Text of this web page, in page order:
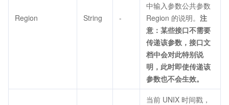
Region String -
中输入参数公共参数
Region 的说明。 注
意：某些接口不需要
传递该参数，接口文
档中会对此特别说
明，此时即使传递该
参数也不会生效。
当前 UNIX 时间戳，